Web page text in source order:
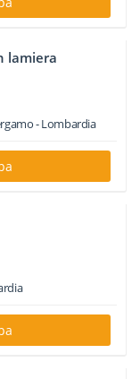
lamiera
-Lombardia